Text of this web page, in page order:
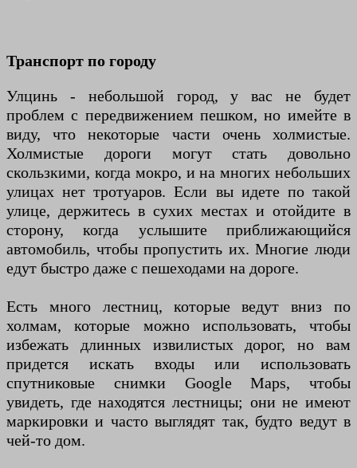
Транспорт по городу
Улцинь - небольшой город, у вас не будет
проблем с передвижением пешком, но имейте в
виду, что некоторые части очень холмистые.
Холмистые дороги могут стать довольно
скользкими, когда мокро, и на многих небольших
улицах нет тротуаров. Если вы идете по такой
улице, держитесь в сухих местах и отойдите в
сторону, когда услышите приближающийся
автомобиль, чтобы пропустить их. Многие люди
едут быстро даже с пешеходами на дороге.
Есть много лестниц, которые ведут вниз по
холмам, которые можно использовать, чтобы
избежать длинных извилистых дорог, но вам
придется искать входы или использовать
спутниковые снимки Google Maps, чтобы
увидеть, где находятся лестницы; они не имеют
маркировки и часто выглядят так, будто ведут в
чей-то дом.